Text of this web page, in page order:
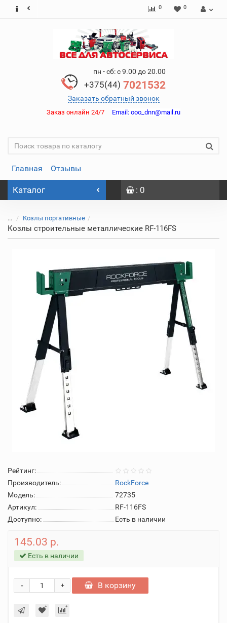
0 0
пн - сб: с 9.00 до 20.00
+375(44) 7021532
Заказать обратный звонок
Заказ онлайн 24/7 Email: ooo_dnn@mail.ru
Главная Отзывы
Каталог : 0
... Козлы портативные
Козлы строительные металлические RF-116FS
Рейтинг:
Производитель:
RockForce
Модель:
72735
Артикул:
RF-116FS
Доступно:
Есть в наличии
145.03 р.
Есть в наличии
+
- В корзину